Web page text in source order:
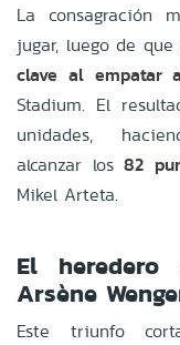
La consagración
jugar, luego de
clave al empatar
Stadium. El
unidades,
alcanzar los 82
Mikel Arteta.
El
Arsène
Este triunfo